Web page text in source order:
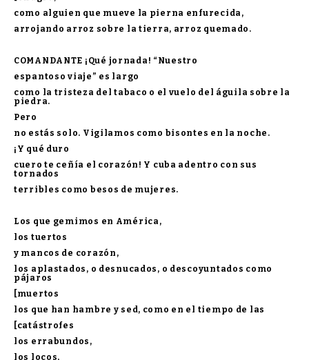
como alguien que mueve la pierna enfurecida,
arrojando arroz sobre la tierra, arroz quemado.
COMANDANTE ¡Qué jornada! “Nuestro
espantoso viaje” es largo
como la tristeza del tabaco o el vuelo del águila sobre la
piedra.
Pero
no estás solo. Vigilamos como bisontes en la noche.
¡Y qué duro
cuero te ceñía el corazón! Y cuba adentro con sus
tornados
terribles como besos de mujeres.
Los que gemimos en América,
los tuertos
y mancos de corazón,
los aplastados, o desnucados, o descoyuntados como
pájaros
[muertos
los que han hambre y sed, como en el tiempo de las
[catástrofes
los errabundos,
los locos,